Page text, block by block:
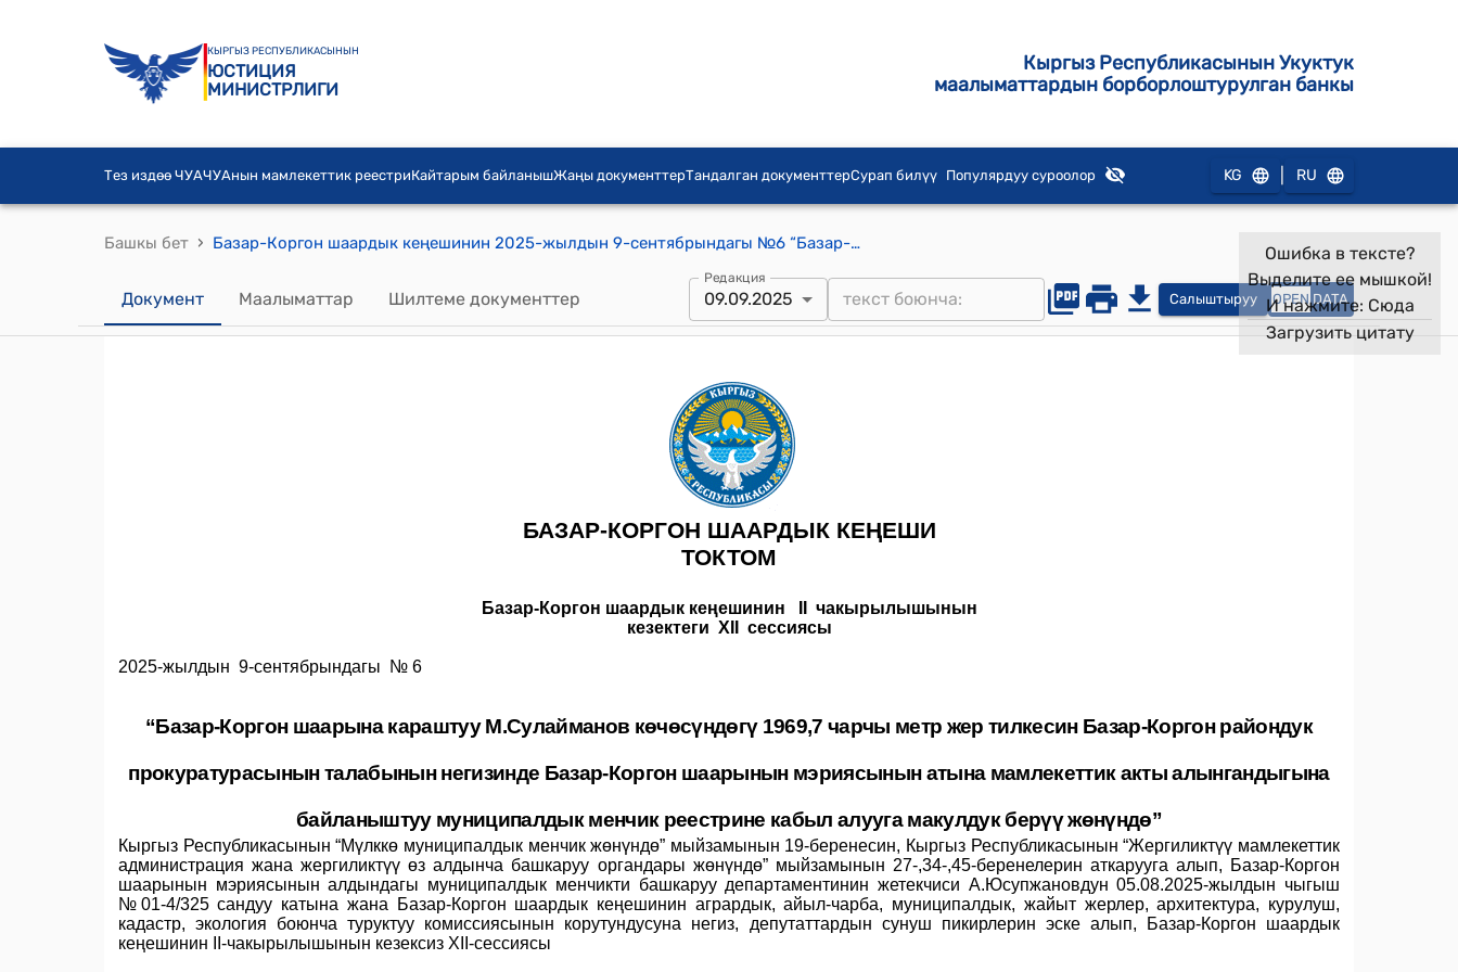
КЫРГЫЗ РЕСПУБЛИКАСЫНЫН
ЮСТИЦИЯ
МИНИСТРЛИГИ
Кыргыз Республикасынын Укуктук
маалыматтардын борборлоштурулган банкы
Тез издөө ЧУАЧУАнын мамлекеттик реестриКайтарым байланышЖаңы документтерТандалган документтерСурап билүү Популярдуу суроолор KG RU
Башкы бет › Базар-Коргон шаардык кеңешинин 2025-жылдын 9-сентябрындагы №6 “Базар-Коргон шаарына караштуу М.Сулайманов көчөсүндөгү 1969,7 чарчы метр жер тилкесин Базар-Коргон райондук прокуратурасынын талабынын негизинде Базар-Коргон шаарынын мэриясынын атына мамлекеттик акты алынгандыгына байланыштуу муниципалдык менчик реестрине кабыл алууга макулдук берүү жөнүндө” токтому
Документ Маалыматтар Шилтеме документтер
Редакция
09.09.2025 Салыштыруу OPEN DATA
Ошибка в тексте?
Выделите ее мышкой!
И нажмите: Сюда
Загрузить цитату